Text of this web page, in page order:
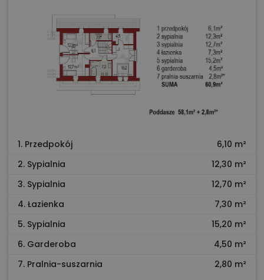
1. Przedpokój
6,10 m²
2. Sypialnia
12,30 m²
3. Sypialnia
12,70 m²
4. Łazienka
7,30 m²
5. Sypialnia
15,20 m²
6. Garderoba
4,50 m²
7. Pralnia-suszarnia
2,80 m²